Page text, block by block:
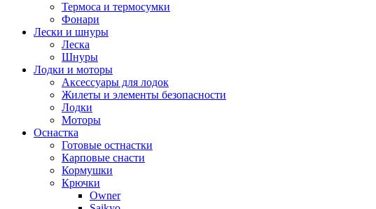
Термоса и термосумки
Фонари
Лески и шнуры
Леска
Шнуры
Лодки и моторы
Аксессуары для лодок
Жилеты и элементы безопасности
Лодки
Моторы
Оснастка
Готовые остнастки
Карповые снасти
Кормушки
Крючки
Owner